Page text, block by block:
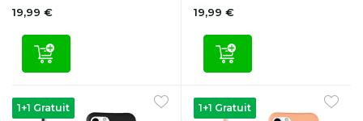
19,99 €
19,99 €
1+1 Gratuit 1+1 Gratuit